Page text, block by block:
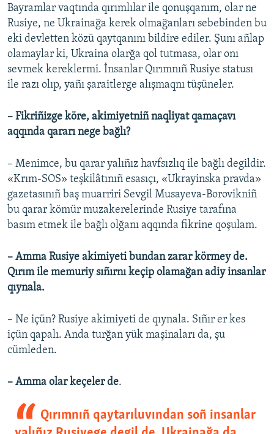
Bayramlar vaqtında qırımlılar ile qonuşqanım, olar ne
Rusiye, ne Ukrainağa kerek olmağanları sebebinden bu
eki devletten közü qaytqanını bildire ediler. Şunı añlap
olamaylar ki, Ukraina olarğa qol tutmasa, olar onı
sevmek kereklermi. İnsanlar Qırımnıñ Rusiye statusı
ile razı olıp, yañı şaraitlerge alışmaqnı tüşüneler.
– Fikriñizge köre, akimiyetniñ naqliyat qamaçavı
aqqında qararı nege bağlı?
– Menimce, bu qarar yalıñız havfsızlıq ile bağlı degildir.
«Krım-SOS» teşkilâtınıñ esasıçı, «Ukrayinska pravda»
gazetasınıñ baş muarriri Sevgil Musayeva-Borovikniñ
bu qarar kömür muzakerelerinde Rusiye tarafına
basım etmek ile bağlı olğanı aqqında fikrine qoşulam.
– Amma Rusiye akimiyeti bundan zarar körmey de.
Qırım ile memuriy sıñırnı keçip olamağan adiy insanlar
qıynala.
– Ne içün? Rusiye akimiyeti de qıynala. Sıñır er kes
içün qapalı. Anda turğan yük maşinaları da, şu
cümleden.
– Amma olar keçeler de.
Qırımnıñ qaytarıluvından soñ insanlar